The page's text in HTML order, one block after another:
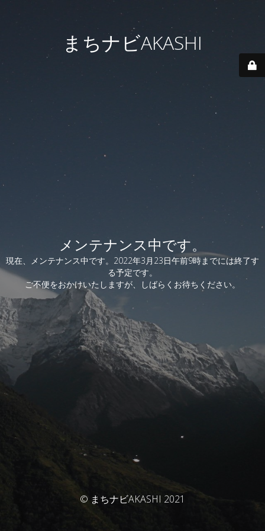
まちナビAKASHI
メンテナンス中です。
現在、メンテナンス中です。2022年3月23日午前9時までには終了す
る予定です。
ご不便をおかけいたしますが、しばらくお待ちください。
© まちナビAKASHI 2021